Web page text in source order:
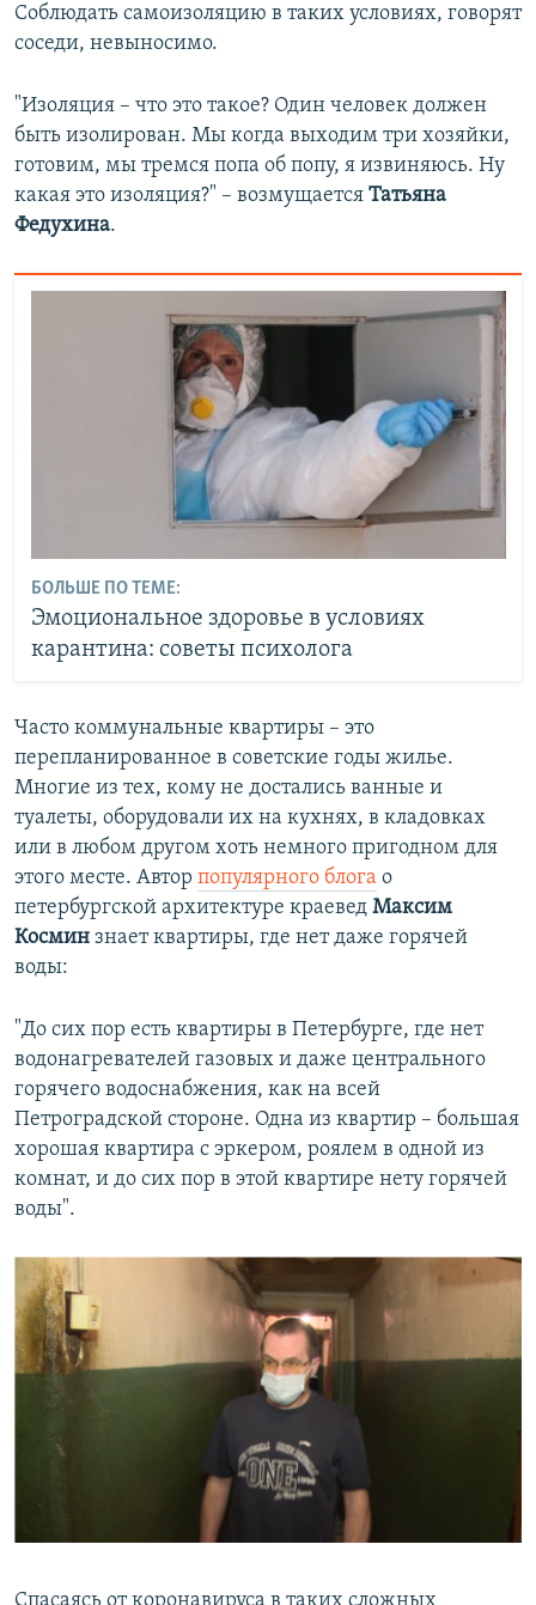
Соблюдать самоизоляцию в таких условиях, говорят
соседи, невыносимо.
"Изоляция – что это такое? Один человек должен
быть изолирован. Мы когда выходим три хозяйки,
готовим, мы тремся попа об попу, я извиняюсь. Ну
какая это изоляция?" – возмущается Татьяна
Федухина.
БОЛЬШЕ ПО ТЕМЕ:
Эмоциональное здоровье в условиях
карантина: советы психолога
Часто коммунальные квартиры – это
перепланированное в советские годы жилье.
Многие из тех, кому не достались ванные и
туалеты, оборудовали их на кухнях, в кладовках
или в любом другом хоть немного пригодном для
этого месте. Автор популярного блога о
петербургской архитектуре краевед Максим
Космин знает квартиры, где нет даже горячей
воды:
"До сих пор есть квартиры в Петербурге, где нет
водонагревателей газовых и даже центрального
горячего водоснабжения, как на всей
Петроградской стороне. Одна из квартир – большая
хорошая квартира с эркером, роялем в одной из
комнат, и до сих пор в этой квартире нету горячей
воды".